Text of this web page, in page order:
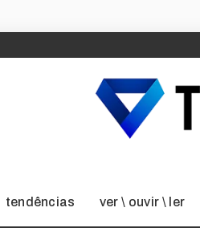
tendências ver \ ouvir \ ler